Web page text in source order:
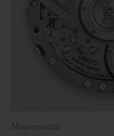
Mouvements